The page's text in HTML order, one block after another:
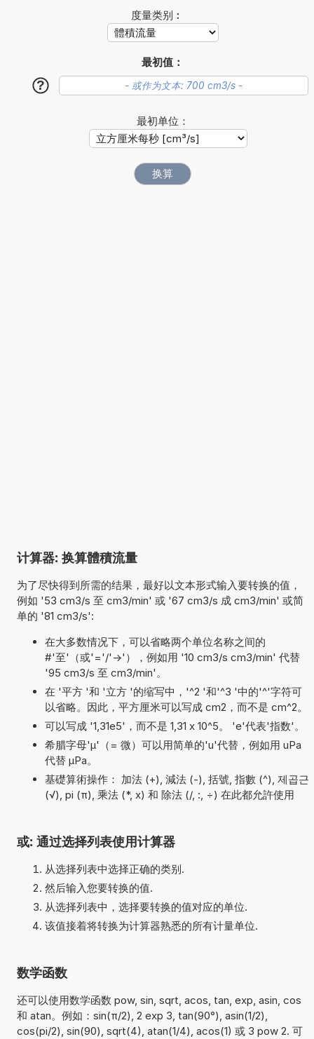
度量类别︰
最初值：
?
最初单位：
计算器: 换算體積流量
为了尽快得到所需的结果，最好以文本形式输入要转换的值，
例如 '53 cm3/s 至 cm3/min' 或 '67 cm3/s 成 cm3/min' 或简
单的 '81 cm3/s':
在大多数情况下，可以省略两个单位名称之间的
#'至'（或'='/'->'），例如用 '10 cm3/s cm3/min' 代替
'95 cm3/s 至 cm3/min'。
在 '平方 '和 '立方 '的缩写中，'^2 '和'^3 '中的'^'字符可
以省略。因此，平方厘米可以写成 cm2，而不是 cm^2。
可以写成 '1,31e5'，而不是 1,31 x 10^5。 'e'代表'指数'。
希腊字母'µ'（= 微）可以用简单的'u'代替，例如用 uPa
代替 µPa。
基礎算術操作： 加法 (+), 減法 (-), 括號, 指數 (^), 제곱근
(√), pi (π), 乘法 (*, x) 和 除法 (/, :, ÷) 在此都允許使用
或: 通过选择列表使用计算器
从选择列表中选择正确的类别.
然后输入您要转换的值.
从选择列表中，选择要转换的值对应的单位.
该值接着将转换为计算器熟悉的所有计量单位.
数学函数
还可以使用数学函数 pow, sin, sqrt, acos, tan, exp, asin, cos
和 atan。例如：sin(π/2), 2 exp 3, tan(90°), asin(1/2),
cos(pi/2), sin(90), sqrt(4), atan(1/4), acos(1) 或 3 pow 2. 可